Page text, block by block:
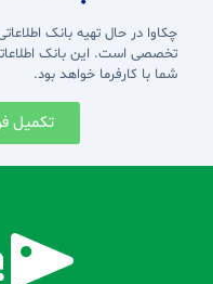
چکاوا در حال تهیه بانک
تخصصی است. این بانک
شما با کارفرما خواهد بود.
تکمیل